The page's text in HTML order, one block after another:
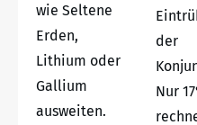
wie Seltene
Erden,
Lithium oder
Gallium
ausweiten.
der
Nur